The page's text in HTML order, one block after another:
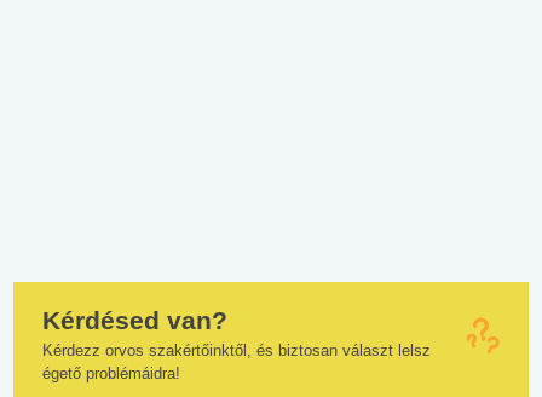
Kérdésed van?
Kérdezz orvos szakértőinktől, és biztosan választ lelsz
égető problémáidra!